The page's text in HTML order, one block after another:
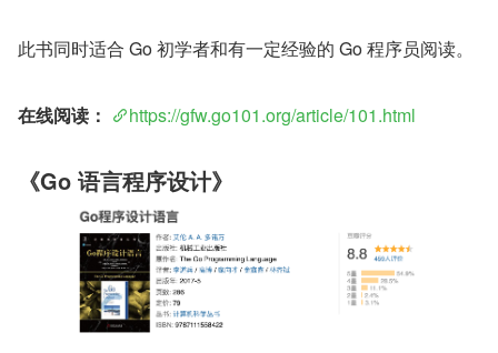
此书同时适合 Go 初学者和有一定经验的 Go 程序员阅读。
在线阅读： https://gfw.go101.org/article/101.html
《Go 语言程序设计》